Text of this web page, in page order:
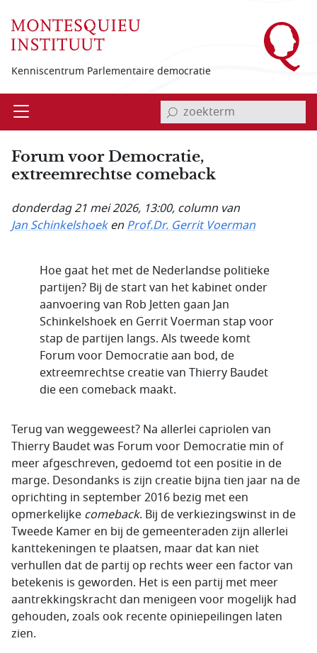
Kenniscentrum Parlementaire democratie
Open invoerveld zoekterm
Forum voor Democratie,
extreemrechtse comeback
donderdag 21 mei 2026, 13:00, column van
Jan SchinkelshoekenProf.Dr. Gerrit Voerman
Hoe gaat het met de Nederlandse politieke
partijen? Bij de start van het kabinet onder
aanvoering van Rob Jetten gaan Jan
Schinkelshoek en Gerrit Voerman stap voor
stap de partijen langs. Als tweede komt
Forum voor Democratie aan bod, de
extreemrechtse creatie van Thierry Baudet
die een comeback maakt.
Terug van weggeweest? Na allerlei capriolen van
Thierry Baudet was Forum voor Democratie min of
meer afgeschreven, gedoemd tot een positie in de
marge. Desondanks is zijn creatie bijna tien jaar na de
oprichting in september 2016 bezig met een
opmerkelijke comeback. Bij de verkiezingswinst in de
Tweede Kamer en bij de gemeenteraden zijn allerlei
kanttekeningen te plaatsen, maar dat kan niet
verhullen dat de partij op rechts weer een factor van
betekenis is geworden. Het is een partij met meer
aantrekkingskracht dan menigeen voor mogelijk had
gehouden, zoals ook recente opiniepeilingen laten
zien.